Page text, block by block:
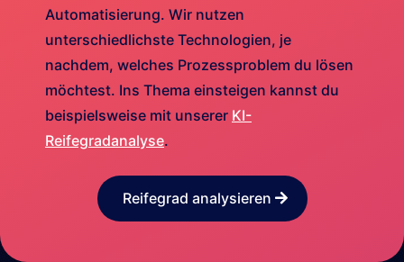
Automatisierung. Wir nutzen
unterschiedlichste Technologien, je
nachdem, welches Prozessproblem du lösen
möchtest. Ins Thema einsteigen kannst du
beispielsweise mit unserer KI-
Reifegradanalyse.
Reifegrad analysieren